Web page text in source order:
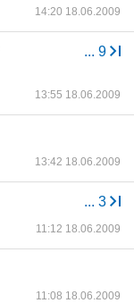
14:20 18.06.2009
... 9
13:55 18.06.2009
13:42 18.06.2009
... 3
11:12 18.06.2009
11:08 18.06.2009